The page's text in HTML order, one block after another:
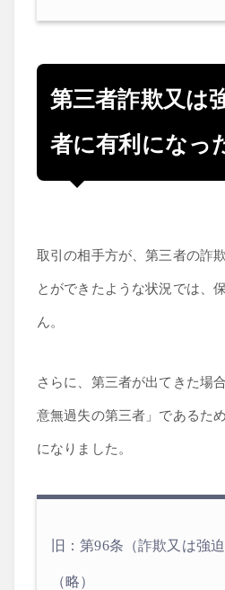
第三者詐欺又は
者に有利になっ
取引の相手方が、第三者の詐
とができたような状況では、
ん。
さらに、第三者が出てきた場
意無過失の第三者」であるた
になりました。
旧：第96条（詐欺又は強迫
（略）